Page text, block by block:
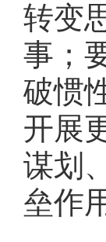
转变
事；
破惯
开展
谋划
垒作